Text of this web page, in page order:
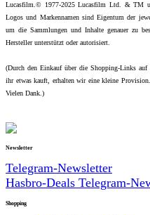
Lucasfilm.© 1977-2025 Lucasfilm Ltd. & TM
Logos und Markennamen sind Eigentum der
um die Sammlungen und Inhalte genauer zu
Hersteller unterstützt oder autorisiert.
(Durch den Einkauf über die Shopping-Links auf
ihr etwas kauft, erhalten wir eine kleine
Vielen Dank.)
Newsletter
Telegram-Newsletter
Hasbro-Deals Telegram-
Shopping